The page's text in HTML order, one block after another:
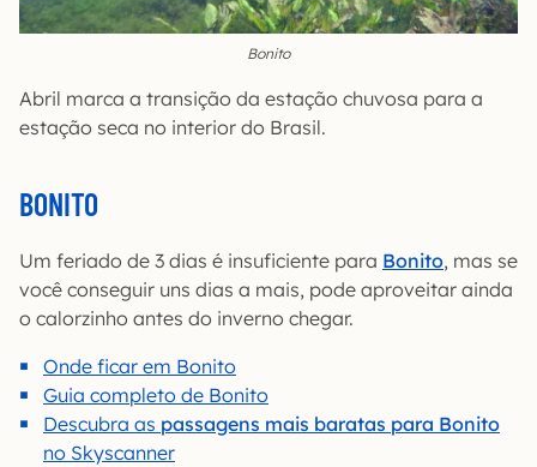
Bonito
Abril marca a transição da estação chuvosa para a
estação seca no interior do Brasil.
BONITO
Um feriado de 3 dias é insuficiente para Bonito, mas se
você conseguir uns dias a mais, pode aproveitar ainda
o calorzinho antes do inverno chegar.
Onde ficar em Bonito
Guia completo de Bonito
Descubra as passagens mais baratas para Bonito
no Skyscanner